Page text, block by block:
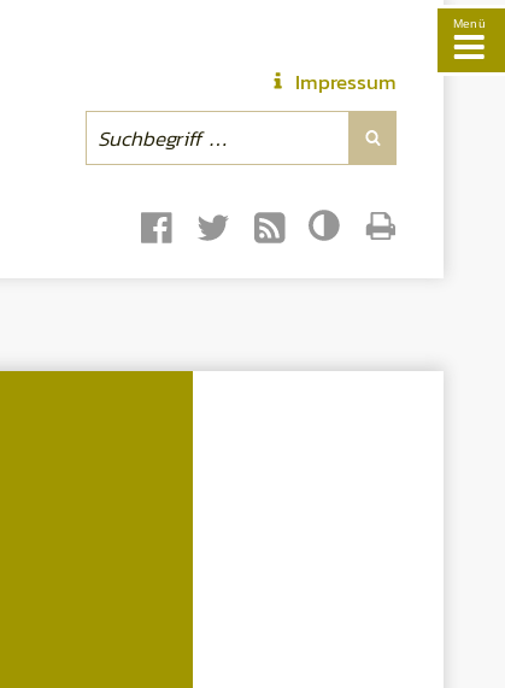
Menü
Impressum